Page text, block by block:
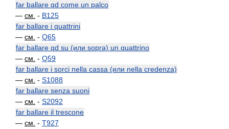
far ballare qd come un palco
— см. - B125
far ballare i quattrini
— см. - Q65
far ballare qd su (или sopra) un quattrino
— см. - Q59
far ballare i sorci nella cassa (или nella credenza)
— см. - S1088
far ballare senza suoni
— см. - S2092
far ballare il trescone
— см. - T927